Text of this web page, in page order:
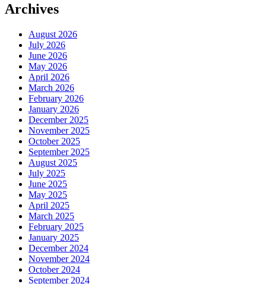
Archives
August 2026
July 2026
June 2026
May 2026
April 2026
March 2026
February 2026
January 2026
December 2025
November 2025
October 2025
September 2025
August 2025
July 2025
June 2025
May 2025
April 2025
March 2025
February 2025
January 2025
December 2024
November 2024
October 2024
September 2024